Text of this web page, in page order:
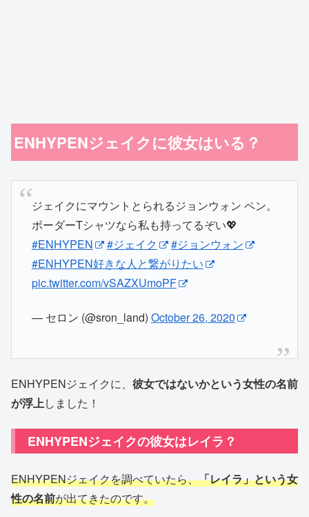
ENHYPENジェイクに彼女はいる？
ジェイクにマウントとられるジョンウォン ペン。
ボーダーTシャツなら私も持ってるぞい💖
#ENHYPEN
#ジェイク
#ジョンウォン
#ENHYPEN好きな人と繋がりたい
pic.twitter.com/vSAZXUmoPF
— セロン (@sron_land) October 26, 2020
ENHYPENジェイクに、 彼女ではないかという女性の名前
が浮上しました！
ENHYPENジェイクの彼女はレイラ？
ENHYPENジェイクを調べていたら、「レイラ」という女
性の名前が出てきたのです。